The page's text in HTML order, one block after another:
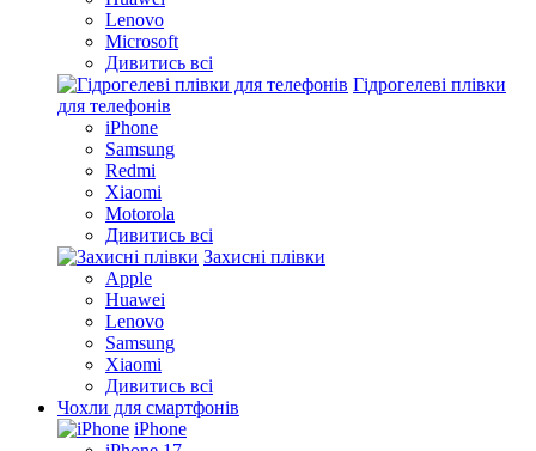
Lenovo
Microsoft
Дивитись всі
Гідрогелеві плівки
для телефонів
iPhone
Samsung
Redmi
Xiaomi
Motorola
Дивитись всі
Захисні плівки
Apple
Huawei
Lenovo
Samsung
Xiaomi
Дивитись всі
Чохли для смартфонів
iPhone